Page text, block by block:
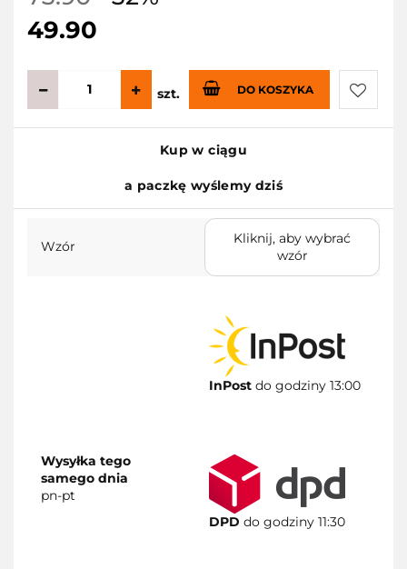
49.90
szt. DO KOSZYKA
Do
Kup w ciągu
a paczkę wyślemy dziś
Wzór
Kliknij, aby wybrać
wzór
Wysyłka tego
samego dnia
pn-pt
InPost do godziny 13:00
DPD do godziny 11:30